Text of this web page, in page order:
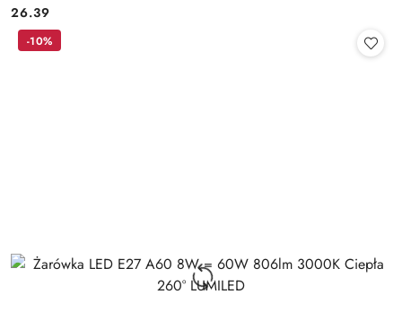
Cena:
26.39
-10%